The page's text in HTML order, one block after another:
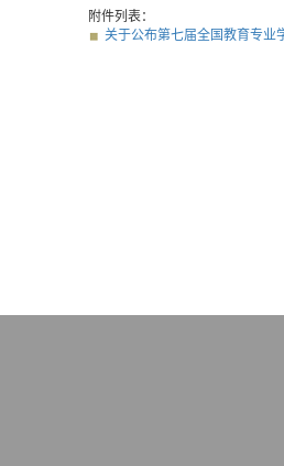
附件列表：
关于公布第七届全国教育专业